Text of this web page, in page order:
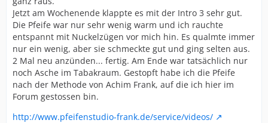
Jetzt am Wochenende klappte es mit der Intro 3 sehr gut.
Die Pfeife war nur sehr wenig warm und ich rauchte
entspannt mit Nuckelzügen vor mich hin. Es qualmte immer
nur ein wenig, aber sie schmeckte gut und ging selten aus.
2 Mal neu anzünden... fertig. Am Ende war tatsächlich nur
noch Asche im Tabakraum. Gestopft habe ich die Pfeife
nach der Methode von Achim Frank, auf die ich hier im
Forum gestossen bin.
http://www.pfeifenstudio-frank.de/service/videos/